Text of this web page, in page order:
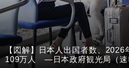
【図解】日本人出国者数、
109万人 ―日本政府観光局（速